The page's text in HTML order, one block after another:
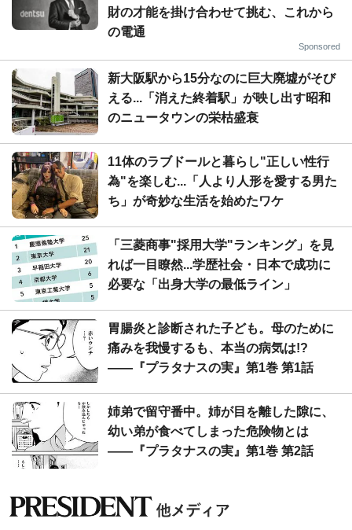
財の才能を掛け合わせて挑む、これから
の電通
Sponsored
新大阪駅から15分なのに巨大廃墟がそび
える...「消えた終着駅」が映し出す昭和
のニュータウンの栄枯盛衰
11体のラブドールと暮らし"正しい性行
為"を楽しむ...「人より人形を愛する男た
ち」が奇妙な生活を始めたワケ
「三菱商事"採用大学"ランキング」を見
れば一目瞭然...学歴社会・日本で成功に
必要な「出身大学の最低ライン」
胃腸炎と診断された子ども。母のために
痛みを我慢するも、本当の病気は!?
――『プラタナスの実』第1巻 第1話
姉弟で留守番中。姉が目を離した隙に、
幼い弟が食べてしまった危険物とは
――『プラタナスの実』第1巻 第2話